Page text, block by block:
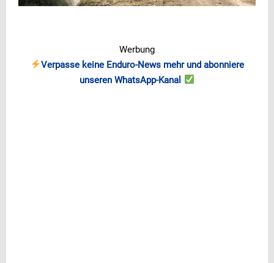
Werbung
Verpasse keine Enduro-News mehr und abonniere
unseren WhatsApp-Kanal